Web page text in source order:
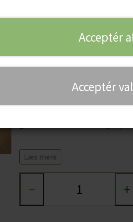
83,00 kr.
Ruby Portvin fra et af de
Quinta do Noval stammer helt
Douro-dalens 3 regioner.
som et helt amfiteater. Under
de er klar til at blive frigivet og
gamle traditioner - fx foregår
Novals Ruby Portvin har ligget
og så har den en god balance
Specifikationer:
Læs mere
− +
Acceptér
Acceptér